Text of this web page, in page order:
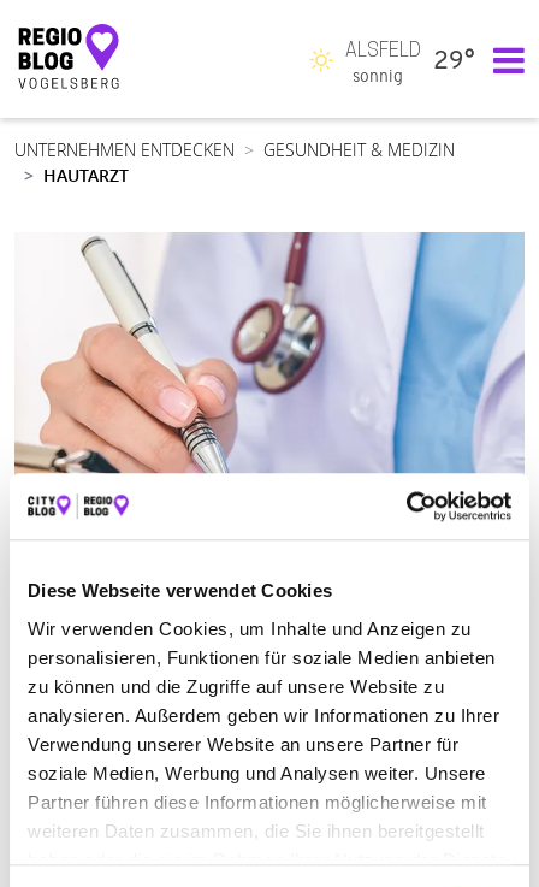
Diese Webseite verwendet Cookies
Wir verwenden Cookies, um Inhalte und Anzeigen zu
personalisieren, Funktionen für soziale Medien anbieten
zu können und die Zugriffe auf unsere Website zu
analysieren. Außerdem geben wir Informationen zu Ihrer
Verwendung unserer Website an unsere Partner für
soziale Medien, Werbung und Analysen weiter. Unsere
Partner führen diese Informationen möglicherweise mit
weiteren Daten zusammen, die Sie ihnen bereitgestellt
Hauptnavigation
ALSFELD
sonnig
29°
UNTERNEHMEN ENTDECKEN
GESUNDHEIT & MEDIZIN
HAUTARZT
HAUTARZT
Suchen nach
Finden